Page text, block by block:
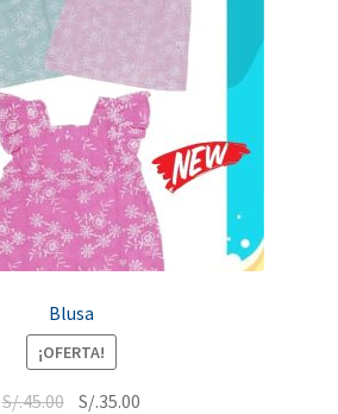
Blusa
¡OFERTA!
S/.45.00 S/.35.00